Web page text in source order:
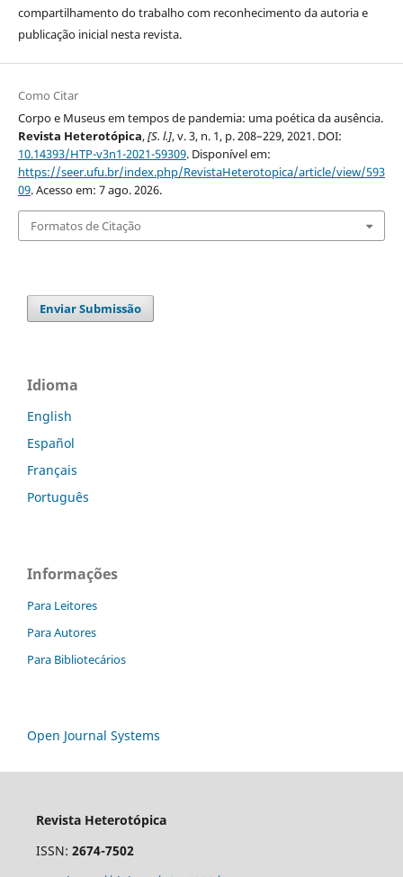
compartilhamento do trabalho com reconhecimento da autoria e
publicação inicial nesta revista.
Como Citar
Corpo e Museus em tempos de pandemia: uma poética da ausência.
Revista Heterotópica,[S. l.], v. 3, n. 1, p. 208–229, 2021. DOI:
10.14393/HTP-v3n1-2021-59309. Disponível em:
https://seer.ufu.br/index.php/RevistaHeterotopica/article/view/593
09. Acesso em: 7 ago. 2026.
Formatos de Citação
Enviar Submissão
Idioma
English
Español
Français
Português
Informações
Para Leitores
Para Autores
Para Bibliotecários
Open Journal Systems
Revista Heterotópica
ISSN: 2674-7502